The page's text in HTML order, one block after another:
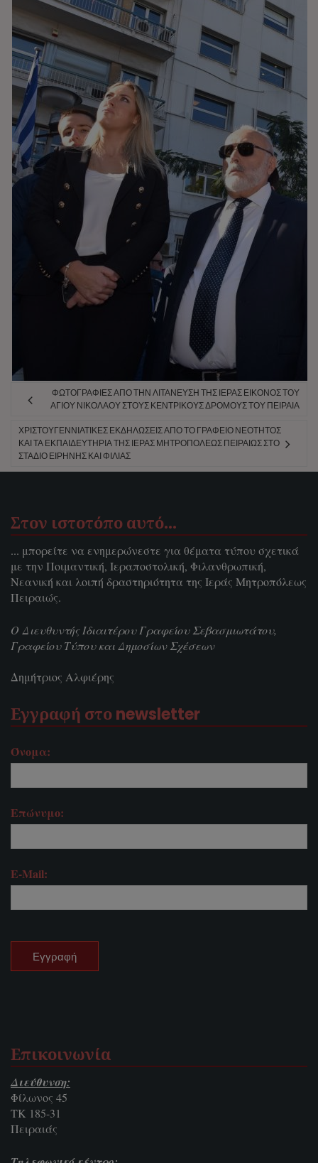
ΦΩΤΟΓΡΑΦΊΕΣ ΑΠΌ ΤΗΝ ΛΙΤΆΝΕΥΣΗ ΤΗΣ ΙΕΡΆΣ ΕΙΚΌΝΟΣ ΤΟΥ
ΑΓΊΟΥ ΝΙΚΟΛΆΟΥ ΣΤΟΥΣ ΚΕΝΤΡΙΚΟΎΣ ΔΡΌΜΟΥΣ ΤΟΥ ΠΕΙΡΑΙΆ
ΧΡΙΣΤΟΥΓΕΝΝΙΆΤΙΚΕΣ ΕΚΔΗΛΏΣΕΙΣ ΑΠΌ ΤΟ ΓΡΑΦΕΊΟ ΝΕΌΤΗΤΟΣ
ΚΑΙ ΤΑ ΕΚΠΑΙΔΕΥΤΉΡΙΑ ΤΗΣ ΙΕΡΆΣ ΜΗΤΡΟΠΌΛΕΩΣ ΠΕΙΡΑΙΏΣ ΣΤΟ
ΣΤΆΔΙΟ ΕΙΡΉΝΗΣ ΚΑΙ ΦΙΛΊΑΣ
Στον ιστοτόπο αυτό…
... μπορείτε να ενημερώνεστε για θέματα τύπου σχετικά
με την Ποιμαντική, Ιεραποστολική, Φιλανθρωπική,
Νεανική και λοιπή δραστηριότητα της Ιεράς Μητροπόλεως
Πειραιώς.
Ο Διευθυντής Ιδιαιτέρου Γραφείου Σεβασμιωτάτου,
Γραφείου Τύπου και Δημοσίων Σχέσεων
Δημήτριος Αλφιέρης
Εγγραφή στο newsletter
Όνομα:
Επώνυμο:
E-Mail:
Επικοινωνία
Διεύθυνση:
Φίλωνος 45
ΤΚ 185-31
Πειραιάς